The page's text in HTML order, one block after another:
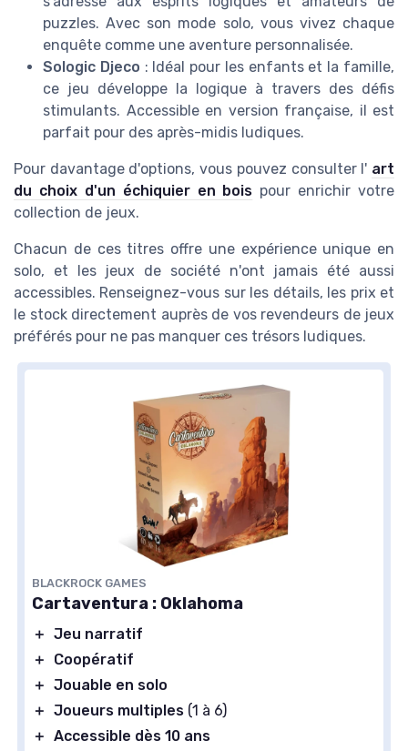
puzzles. Avec son mode solo, vous vivez chaque
enquête comme une aventure personnalisée.
Sologic Djeco : Idéal pour les enfants et la famille,
ce jeu développe la logique à travers des défis
stimulants. Accessible en version française, il est
parfait pour des après-midis ludiques.
Pour davantage d'options, vous pouvez consulter l' art
du choix d'un échiquier en bois pour enrichir votre
collection de jeux.
Chacun de ces titres offre une expérience unique en
solo, et les jeux de société n'ont jamais été aussi
accessibles. Renseignez-vous sur les détails, les prix et
le stock directement auprès de vos revendeurs de jeux
préférés pour ne pas manquer ces trésors ludiques.
BLACKROCK GAMES
Cartaventura : Oklahoma
＋ Jeu narratif
＋
Coopératif
＋ Jouable en solo
＋ Joueurs multiples (1 à 6)
＋ Accessible dès 10 ans